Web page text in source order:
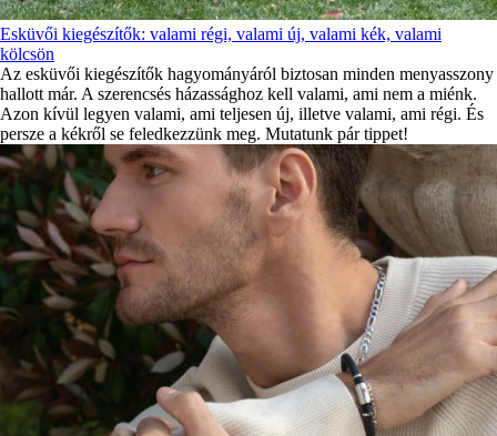
Esküvői kiegészítők: valami régi, valami új, valami kék, valami
kölcsön
Az esküvői kiegészítők hagyományáról biztosan minden menyasszony
hallott már. A szerencsés házassághoz kell valami, ami nem a miénk.
Azon kívül legyen valami, ami teljesen új, illetve valami, ami régi. És
persze a kékről se feledkezzünk meg. Mutatunk pár tippet!